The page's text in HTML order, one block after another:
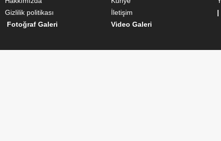
Gizlilik politikası
İletişim
|
Fotoğraf Galeri
Video Galeri